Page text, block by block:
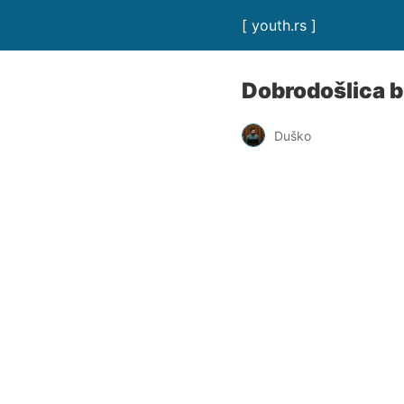
[ youth.rs ]
Dobrodošlica
Duško